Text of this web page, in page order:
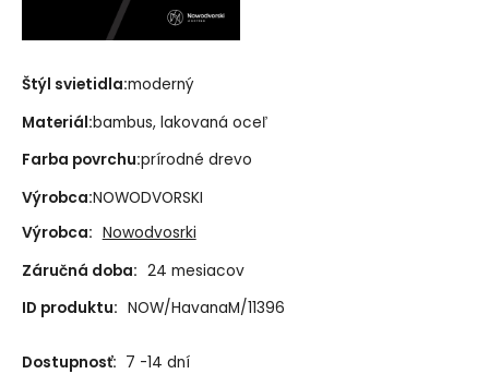
Štýl svietidla:moderný
Materiál:bambus, lakovaná oceľ
Farba povrchu:prírodné drevo
Výrobca:NOWODVORSKI
Výrobca: Nowodvosrki
Záručná doba: 24 mesiacov
ID produktu: NOW/HavanaM/11396
Dostupnosť: 7 -14 dní